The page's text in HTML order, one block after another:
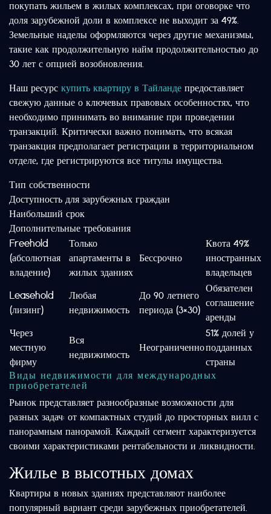
покупать жильем в жилых комплексах, при оговорке что
доля зарубежной доли в комплексе не выходит за 49%.
Земельные наделы оформляются через другие механизмы,
такие как продолжительную найм продолжительностью до
30 лет с опцией возобновления.
Наш ресурс купить квартиру в Тайланде предоставляет
свежую данные о ключевых правовых особенностях, что
необходимо принимать во внимание при проведении
транзакций. Критически важно понимать, что всякая
транзакция предполагает регистрации в территориальном
отделе, где регистрируются все титулы имущества.
Тип собственности
Доступность для зарубежных граждан
Наибольший срок
Дополнительные требования
Freehold
(абсолютная
владение)
Только
апартаменты в
жилых зданиях
Бессрочно
Квота 49%
иностранных
владельцев
Leasehold
(лизинг)
Любая
недвижимость
До 90 летнего
периода (3×30)
Обязателен
соглашение
аренды
Через
местную
фирму
Вся
недвижимость
Неограниченно
51% долей у
подданных
страны
Виды недвижимости для международных
приобретателей
Рынок представляет разнообразные возможности для
разных задач: от компактных студий до просторных вилл с
панорамным панорамой. Каждый сегмент характеризуется
своими характеристиками рентабельности и ликвидности.
Жилье в высотных домах
Квартиры в новых зданиях представляют наиболее
популярный вариант среди зарубежных приобретателей.